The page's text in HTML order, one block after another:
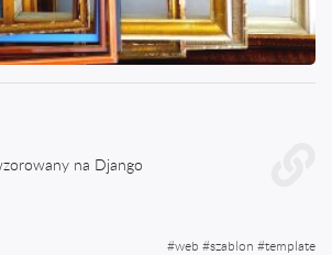
na Django
#web #szablon #template